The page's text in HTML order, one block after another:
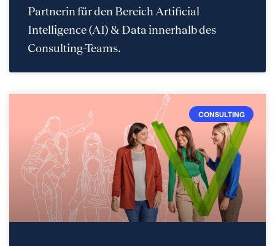
Partnerin für den Bereich Artificial
Intelligence (AI) & Data innerhalb des
Consulting-Teams.
CONSULTING